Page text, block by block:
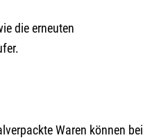
die erneuten
Waren können bei